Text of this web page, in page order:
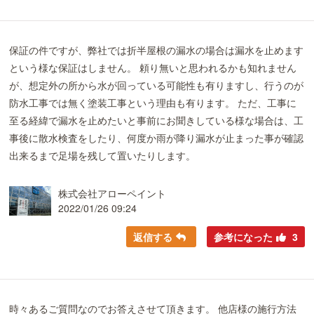
保証の件ですが、弊社では折半屋根の漏水の場合は漏水を止めます
という様な保証はしません。 頼り無いと思われるかも知れません
が、想定外の所から水が回っている可能性も有りますし、行うのが
防水工事では無く塗装工事という理由も有ります。 ただ、工事に
至る経緯で漏水を止めたいと事前にお聞きしている様な場合は、工
事後に散水検査をしたり、何度か雨が降り漏水が止まった事が確認
出来るまで足場を残して置いたりします。
株式会社アローペイント
2022/01/26 09:24
返信する 参考になった 3
時々あるご質問なのでお答えさせて頂きます。 他店様の施行方法